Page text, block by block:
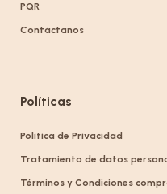
PQR
Contáctanos
Políticas
Política de Privacidad
Tratamiento de datos
Términos y Condiciones